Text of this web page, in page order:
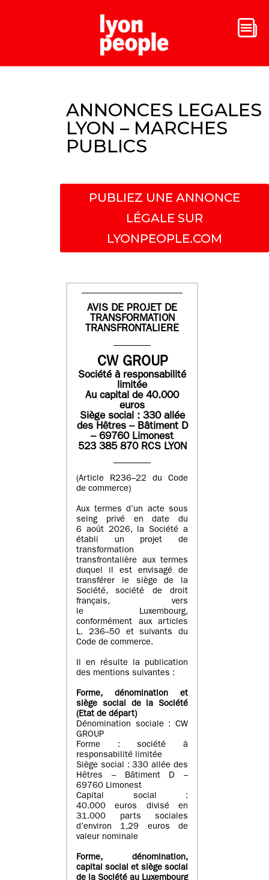
ANNONCES LEGALES
LYON – MARCHES
PUBLICS
PUBLIEZ UNE ANNONCE
LÉGALE SUR
LYONPEOPLE.COM
AVIS DE PROJET DE
TRANSFORMATION
TRANSFRONTALIERE
CW GROUP
Société à responsabilité
limitée
Au capital de 40.000
euros
Siège social : 330 allée
des Hêtres – Bâtiment D
– 69760 Limonest
523 385 870 RCS LYON
(Article R236–22 du Code
de commerce)
Aux termes d’un acte sous
seing privé en date du
6 août 2026, la Société a
établi un projet de
transformation
transfrontalière aux termes
duquel il est envisagé de
transférer le siège de la
Société, société de droit
français, vers
le Luxembourg,
conformément aux articles
L. 236–50 et suivants du
Code de commerce.
Il en résulte la publication
des mentions suivantes :
Forme, dénomination et
siège social de la Société
(Etatde départ)
Dénomination sociale : CW
GROUP
Forme : société à
responsabilité limitée
Siège social : 330 allée des
Hêtres – Bâtiment D –
69760 Limonest
Capital social :
40.000 euros divisé en
31.000 parts sociales
d’environ 1,29 euros de
valeur nominale
Forme, dénomination,
capital social et siège social